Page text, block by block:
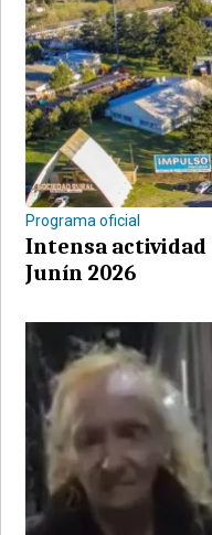
Programa oficial
Intensa actividad
Junín 2026